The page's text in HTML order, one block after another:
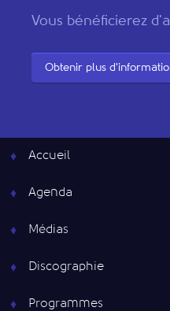
Vous bénéficierez
Obtenir plus
Accueil
Agenda
Médias
Discographie
Programmes